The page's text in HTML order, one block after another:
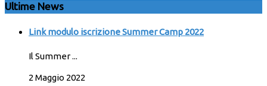
Ultime News
Link modulo iscrizione Summer Camp 2022
Il Summer ...
2 Maggio 2022